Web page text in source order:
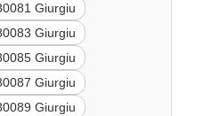
Giurgiu
Giurgiu
Giurgiu
Giurgiu
Giurgiu